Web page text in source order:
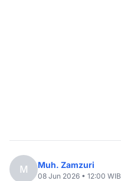
M Muh. Zamzuri
08 Jun 2026 • 12:00 WIB